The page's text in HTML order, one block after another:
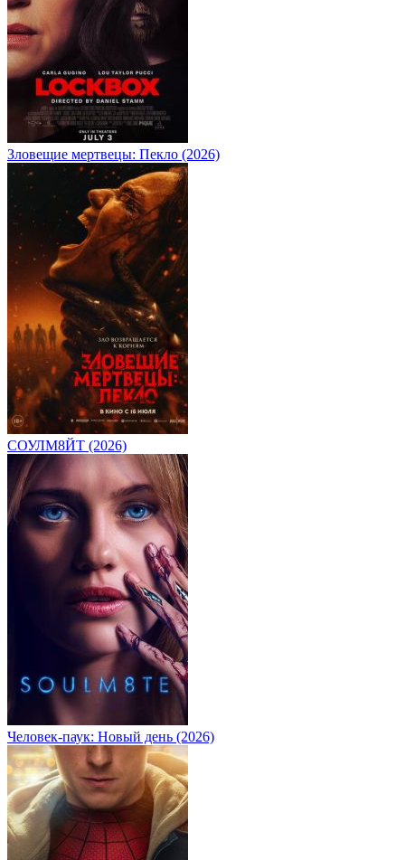
Зловещие мертвецы: Пекло (2026)
СОУЛМ8ЙТ (2026)
Человек-паук: Новый день (2026)